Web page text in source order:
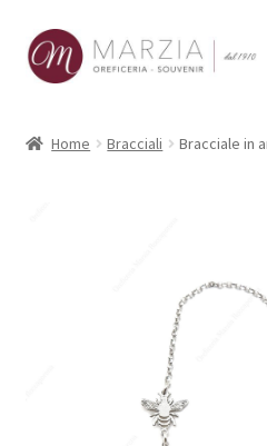
Vai
alla
Vai
al
Home Bracciali Bracciale in